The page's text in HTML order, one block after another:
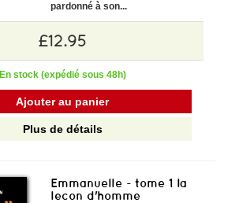
pardonné à son...
£12.95
En stock (expédié sous 48h)
Ajouter au panier
Plus de détails
Emmanuelle - tome 1 la
lecon d'homme